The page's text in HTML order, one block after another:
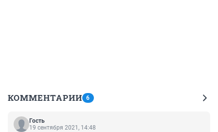
КОММЕНТАРИИ 6
Гость
19 сентября 2021, 14:48